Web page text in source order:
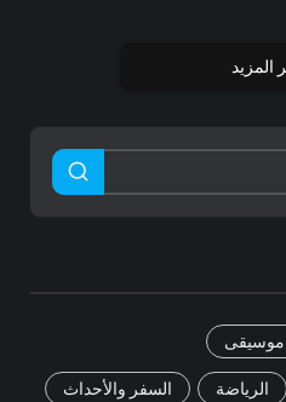
المزيد
موسيقى
الرياضة السفر والأحداث